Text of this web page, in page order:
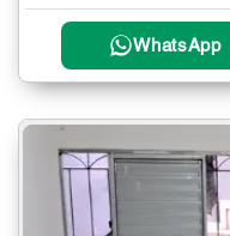
WhatsApp